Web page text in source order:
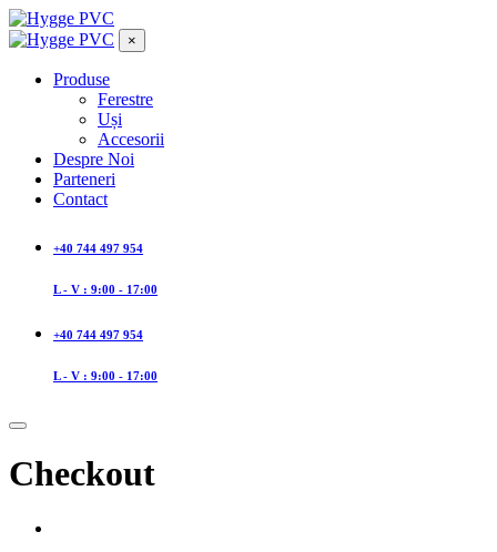
×
Produse
Ferestre
Uși
Accesorii
Despre Noi
Parteneri
Contact
+40 744 497 954
L - V : 9:00 - 17:00
+40 744 497 954
L - V : 9:00 - 17:00
Checkout